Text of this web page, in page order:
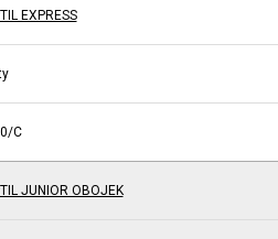
EXPRESS
C
JUNIOR OBOJEK